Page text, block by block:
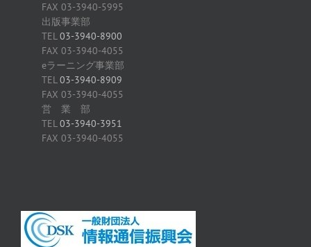
FAX 03-3940-5995
出版事業部
TEL03-3940-8900
FAX 03-3940-4055
eラーニング事業部
TEL03-3940-8909
FAX 03-3940-4055
営 業 部
TEL03-3940-3951
FAX 03-3940-4055